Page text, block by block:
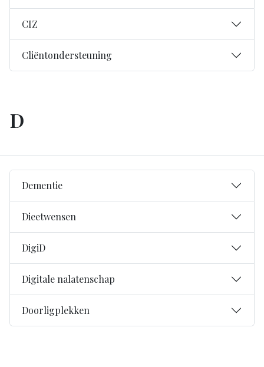
CIZ
Cliëntondersteuning
D
Dementie
Dieetwensen
DigiD
Digitale nalatenschap
Doorligplekken